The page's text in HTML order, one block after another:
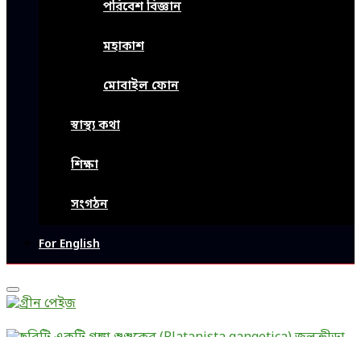
পরিবেশ বিজ্ঞান
মহাকাশ
মোবাইল ফোন
স্বাস্থ্য কথা
শিক্ষা
সংগঠন
For English
Primary
Menu